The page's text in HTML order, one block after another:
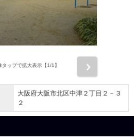
タップで拡大表示【1/1】
大阪府大阪市北区中津２丁目２－３
２